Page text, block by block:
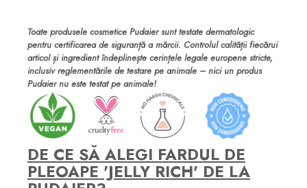
Toate produsele cosmetice Pudaier sunt testate dermatologic
pentru certificarea de siguranță a mărcii. Controlul calității fiecărui
articol și ingredient îndeplinește cerințele legale europene stricte,
inclusiv reglementările de testare pe animale – nici un produs
Pudaier nu este testat pe animale!
DE CE SĂ ALEGI FARDUL DE
PLEOAPE 'JELLY RICH' DE LA